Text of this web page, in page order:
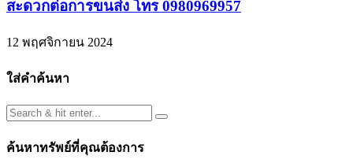
สะดวกต่อการขนส่ง โทร 0980969957
12 พฤศจิกายน 2024
ใส่คำค้นหา
ค้นหาทรัพย์ที่คุณต้องการ